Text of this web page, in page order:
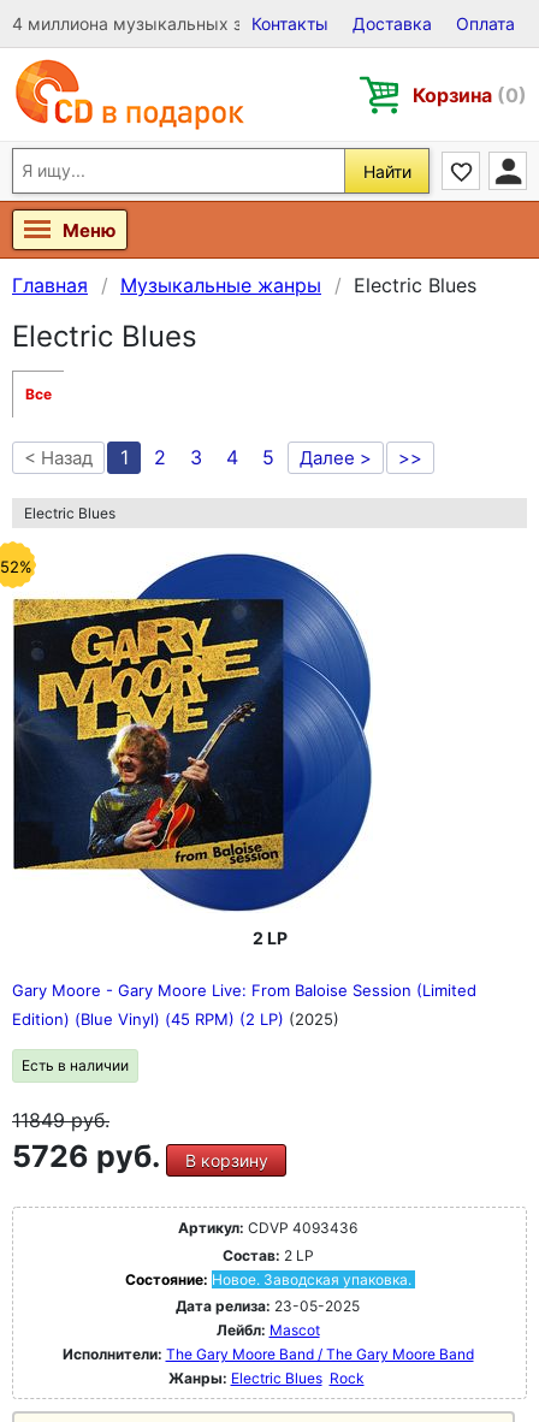
4 миллиона музыкальных записей на Виниле, CD и DVD
Контакты Доставка Оплата
Корзина (0)
Найти
Меню
Главная Музыкальные жанры Electric Blues
Electric Blues
Все
< Назад 1 2 3 4 5 Далее > >>
Electric Blues
2 LP
Gary Moore - Gary Moore Live: From Baloise Session (Limited
Edition) (Blue Vinyl) (45 RPM) (2 LP) (2025)
Есть в наличии
11849руб.
5726 руб. В корзину
Артикул: CDVP 4093436
Состав: 2 LP
Состояние: Новое. Заводская упаковка.
Дата релиза: 23-05-2025
Лейбл: Mascot
Исполнители: The Gary Moore Band / The Gary Moore Band
Жанры: Electric Blues Rock